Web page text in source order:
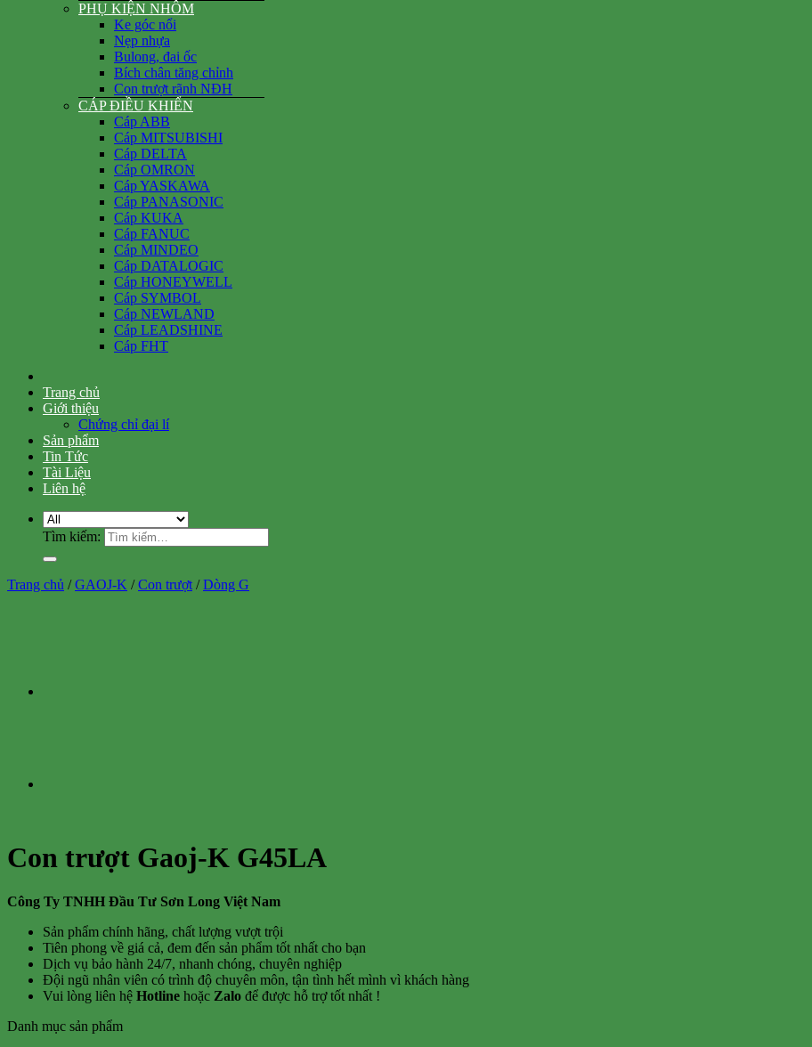
PHỤ KIỆN NHÔM
Ke góc nổi
Nẹp nhựa
Bulong, đai ốc
Bích chân tăng chỉnh
Con trượt rãnh NĐH
CÁP ĐIỀU KHIỂN
Cáp ABB
Cáp MITSUBISHI
Cáp DELTA
Cáp OMRON
Cáp YASKAWA
Cáp PANASONIC
Cáp KUKA
Cáp FANUC
Cáp MINDEO
Cáp DATALOGIC
Cáp HONEYWELL
Cáp SYMBOL
Cáp NEWLAND
Cáp LEADSHINE
Cáp FHT
Trang chủ
Giới thiệu
Chứng chỉ đại lí
Sản phẩm
Tin Tức
Tài Liệu
Liên hệ
Tìm kiếm:
Trang chủ / GAOJ-K / Con trượt / Dòng G
Con trượt Gaoj-K G45LA
Công Ty TNHH Đầu Tư Sơn Long Việt Nam
Sản phẩm chính hãng, chất lượng vượt trội
Tiên phong về giá cả, đem đến sản phẩm tốt nhất cho bạn
Dịch vụ bảo hành 24/7, nhanh chóng, chuyên nghiệp
Đội ngũ nhân viên có trình độ chuyên môn, tận tình hết mình vì khách hàng
Vui lòng liên hệ Hotline hoặc Zalo để được hỗ trợ tốt nhất !
Danh mục sản phẩm